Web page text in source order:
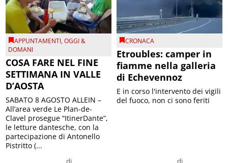
APPUNTAMENTI,OGGI &
DOMANI
COSA FARE NEL FINE
SETTIMANA IN VALLE
D’AOSTA
di
SABATO 8 AGOSTO ALLEIN –
All’area verde Le Plan-de-
Clavel prosegue “ItinerDante”,
le letture dantesche, con la
partecipazione di Antonello
Pistritto (...
CRONACA
Etroubles: camper in
fiamme nella galleria
di Echevennoz
di
E in corso l'intervento dei vigili
del fuoco, non ci sono feriti